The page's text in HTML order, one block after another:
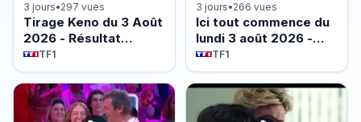
3 jours•297 vues
Tirage Keno du 3 Août
2026 - Résultat
officiel - FDJ
TF1
3 jours•266 vues
Ici tout commence du
lundi 3 août 2026 -
Episode 1493
TF1